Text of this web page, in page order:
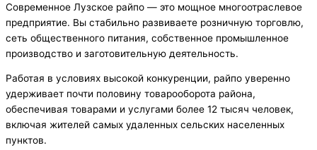
Современное Лузское райпо — это мощное многоотраслевое
предприятие. Вы стабильно развиваете розничную торговлю,
сеть общественного питания, собственное промышленное
производство и заготовительную деятельность.
Работая в условиях высокой конкуренции, райпо уверенно
удерживает почти половину товарооборота района,
обеспечивая товарами и услугами более 12 тысяч человек,
включая жителей самых удаленных сельских населенных
пунктов.